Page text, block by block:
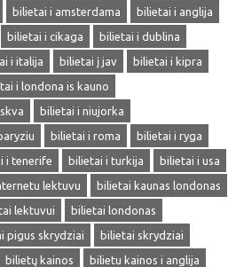
bilietai i amsterdama
bilietai i anglija
bilietai i cikaga
bilietai i dublina
i italija bilietai į jav
bilietai i kipra
i londona is kauno
bilietai i niujorka
bilietai i roma
bilietai i ryga
i tenerife bilietai i turkija
bilietai i usa
lektuvu
bilietai kaunas londonas
lektuvui
bilietai londonas
pigus skrydziai
bilietai skrydziai
bilietų kainos
bilietu kainos i anglija